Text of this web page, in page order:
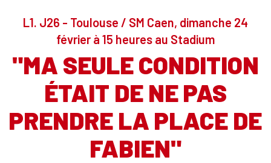
L1. J26 - Toulouse / SM Caen, dimanche 24
février à 15 heures au Stadium
"MA SEULE CONDITION
ÉTAIT DE NE PAS
PRENDRE LA PLACE DE
FABIEN"